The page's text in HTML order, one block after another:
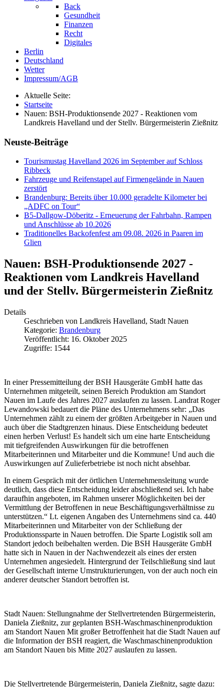
Back
Gesundheit
Finanzen
Recht
Digitales
Berlin
Deutschland
Wetter
Impressum/AGB
Aktuelle Seite:
Startseite
Nauen: BSH-Produktionsende 2027 - Reaktionen vom
Landkreis Havelland und der Stellv. Bürgermeisterin Zießnitz
Neuste-Beiträge
Tourismustag Havelland 2026 im September auf Schloss
Ribbeck
Fahrzeuge und Reifenstapel auf Firmengelände in Nauen
zerstört
Brandenburg: Bereits über 10.000 geradelte Kilometer bei
„ADFC on Tour“
B5-Dallgow-Döberitz - Erneuerung der Fahrbahn, Rampen
und Anschlüsse ab 10.2026
Traditionelles Backofenfest am 09.08. 2026 in Paaren im
Glien
Nauen: BSH-Produktionsende 2027 -
Reaktionen vom Landkreis Havelland
und der Stellv. Bürgermeisterin Zießnitz
Details
Geschrieben von Landkreis Havelland, Stadt Nauen
Kategorie: Brandenburg
Veröffentlicht: 16. Oktober 2025
Zugriffe: 1544
In einer Pressemitteilung der BSH Hausgeräte GmbH hatte das
Unternehmen mitgeteilt, seinen Bereich Produktion am Standort
Nauen im Laufe des Jahres 2027 auslaufen zu lassen. Landrat Roger
Lewandowski bedauert die Pläne des Unternehmens sehr: „Das
Unternehmen zählt zu einem der größten Arbeitgeber in Nauen und
auch über die Stadtgrenzen hinaus. Diese Entscheidung bedeutet
einen herben Verlust! Es handelt sich um eine harte Entscheidung
mit tiefgreifenden Auswirkungen für die betroffenen
Mitarbeiterinnen und Mitarbeiter und die Kommune! Und auch die
Auswirkungen auf Zulieferbetriebe ist noch nicht absehbar.
In einem Gespräch mit der örtlichen Unternehmensleitung wurde
deutlich, dass diese Entscheidung leider abschließend sei. Ich habe
daraufhin angeboten, im Rahmen unserer Möglichkeiten bei der
Vermittlung der Betroffenen in neue Beschäftigungsverhältnisse zu
unterstützen.“ Lt. eigenen Angaben des Unternehmens sind ca. 440
Mitarbeiterinnen und Mitarbeiter von der Schließung der
Produktionssparte in Nauen betroffen. Die Sparte Logistik soll am
Standort jedoch beibehalten werden. Die BSH Hausgeräte GmbH
hatte sich in Nauen in der Nachwendezeit als eines der ersten
Unternehmen angesiedelt. Hintergrund der Teilschließung sind laut
der Gesellschaft interne Umstrukturierungen, von der auch noch ein
anderer deutscher Standort betroffen ist.
Stadt Nauen: Stellungnahme der Stellvertretenden Bürgermeisterin,
Daniela Zießnitz, zur geplanten BSH-Waschmaschinenproduktion
am Standort Nauen Mit großer Betroffenheit hat die Stadt Nauen auf
die Information der BSH reagiert, die Waschmaschinenproduktion
am Standort Nauen bis Mitte 2027 auslaufen zu lassen.
Die Stellvertretende Bürgermeisterin, Daniela Zießnitz, sagte dazu: